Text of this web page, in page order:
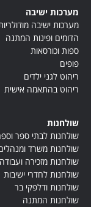
מערכות ישיבה
מערכות ישיבה
הדומים ופינות המתנה
ספות וכורסאות
פופים
ריהוט לגני ילדים
ריהוט בהתאמה אישית
שולחנות
שולחנות לבתי ספר
שולחנות משרד
שולחנות מזכירה ועבודה
שולחנות לחדרי ישיבות
שולחנות ודלפקי בר
שולחנות המתנה